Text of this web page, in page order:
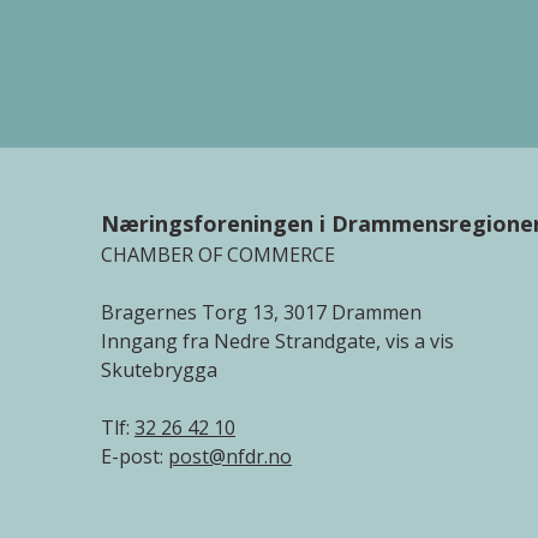
Næringsforeningen i
CHAMBER OF COMMERCE
Bragernes Torg 13, 3017 Drammen
Inngang fra Nedre Strandgate, vis a vis
Skutebrygga
Tlf: 32 26 42 10
E-post: post@nfdr.no